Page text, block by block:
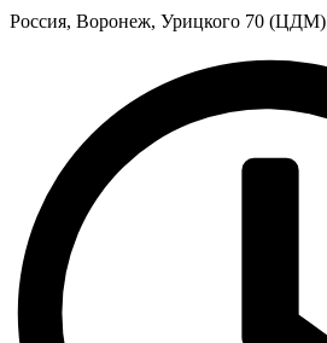
Россия, Воронеж, Урицкого 70 (ЦДМ)